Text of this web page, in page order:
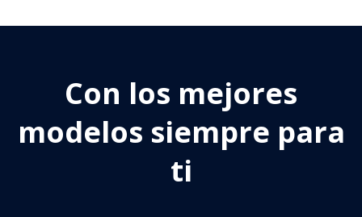
Con los mejores
modelos siempre para
ti